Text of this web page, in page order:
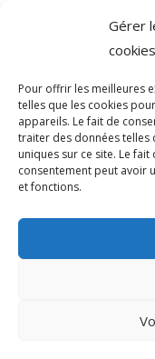
Gérer
cookies
Pour offrir les meilleures
telles que les cookies
appareils. Le fait de
traiter des données telles
uniques sur ce site. Le
consentement peut avoir
et fonctions.
Direction de
comarquage
© 2026 Mairie